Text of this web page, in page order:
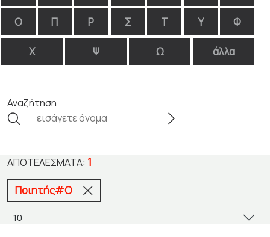
Ο Π Ρ Σ Τ Υ Φ
Χ Ψ Ω άλλα
Αναζήτηση
ΑΠΟΤΕΛΈΣΜΑΤΑ: 1
Ποιητής#Ο